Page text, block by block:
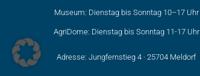
Museum: Dienstag bis Sonntag 10–17 Uhr
AgriDome: Dienstag bis Sonntag 11-17 Uhr
Adresse: Jungfernstieg 4 · 25704 Meldorf